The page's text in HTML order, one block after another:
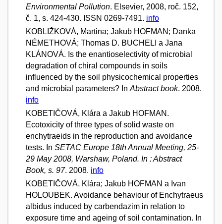
Environmental Pollution. Elsevier, 2008, roč. 152,
č. 1, s. 424-430. ISSN 0269-7491. info
KOBLIŽKOVÁ, Martina; Jakub HOFMAN; Danka
NÉMETHOVÁ; Thomas D. BUCHELI a Jana
KLÁNOVÁ. Is the enantioselectivity of microbial
degradation of chiral compounds in soils
influenced by the soil physicochemical properties
and microbial parameters? In Abstract book. 2008.
info
KOBETIČOVÁ, Klára a Jakub HOFMAN.
Ecotoxicity of three types of solid waste on
enchytraeids in the reproduction and avoidance
tests. In SETAC Europe 18th Annual Meeting, 25-
29 May 2008, Warshaw, Poland. In : Abstract
Book, s. 97. 2008. info
KOBETIČOVÁ, Klára; Jakub HOFMAN a Ivan
HOLOUBEK. Avoidance behaviour of Enchytraeus
albidus induced by carbendazim in relation to
exposure time and ageing of soil contamination. In